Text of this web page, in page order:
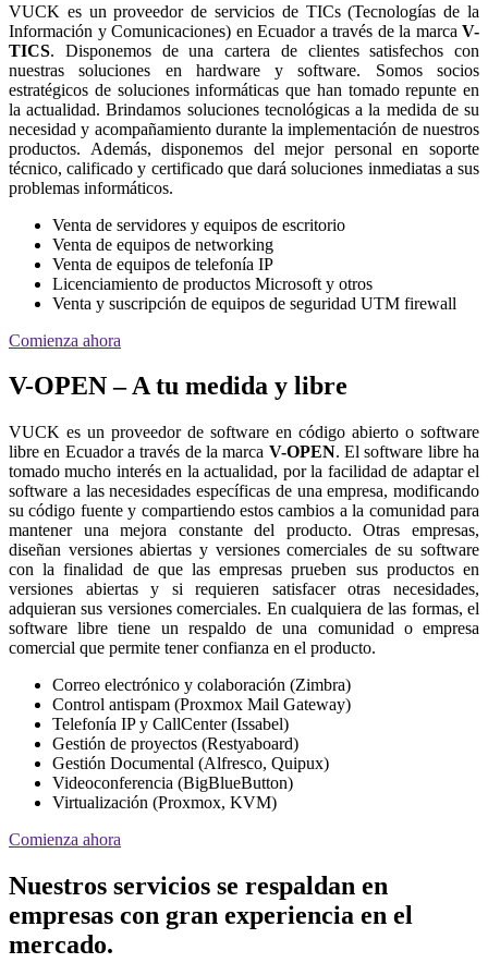
VUCK es un proveedor de servicios de TICs (Tecnologías de la
Información y Comunicaciones) en Ecuador a través de la marca V-
TICS. Disponemos de una cartera de clientes satisfechos con
nuestras soluciones en hardware y software. Somos socios
estratégicos de soluciones informáticas que han tomado repunte en
la actualidad. Brindamos soluciones tecnológicas a la medida de su
necesidad y acompañamiento durante la implementación de nuestros
productos. Además, disponemos del mejor personal en soporte
técnico, calificado y certificado que dará soluciones inmediatas a sus
problemas informáticos.
Venta de servidores y equipos de escritorio
Venta de equipos de networking
Venta de equipos de telefonía IP
Licenciamiento de productos Microsoft y otros
Venta y suscripción de equipos de seguridad UTM firewall
Comienza ahora
V-OPEN – A tu medida y libre
VUCK es un proveedor de software en código abierto o software
libre en Ecuador a través de la marca V-OPEN. El software libre ha
tomado mucho interés en la actualidad, por la facilidad de adaptar el
software a las necesidades específicas de una empresa, modificando
su código fuente y compartiendo estos cambios a la comunidad para
mantener una mejora constante del producto. Otras empresas,
diseñan versiones abiertas y versiones comerciales de su software
con la finalidad de que las empresas prueben sus productos en
versiones abiertas y si requieren satisfacer otras necesidades,
adquieran sus versiones comerciales. En cualquiera de las formas, el
software libre tiene un respaldo de una comunidad o empresa
comercial que permite tener confianza en el producto.
Correo electrónico y colaboración (Zimbra)
Control antispam (Proxmox Mail Gateway)
Telefonía IP y CallCenter (Issabel)
Gestión de proyectos (Restyaboard)
Gestión Documental (Alfresco, Quipux)
Videoconferencia (BigBlueButton)
Virtualización (Proxmox, KVM)
Comienza ahora
Nuestros servicios se respaldan en
empresas con gran experiencia en el
mercado.